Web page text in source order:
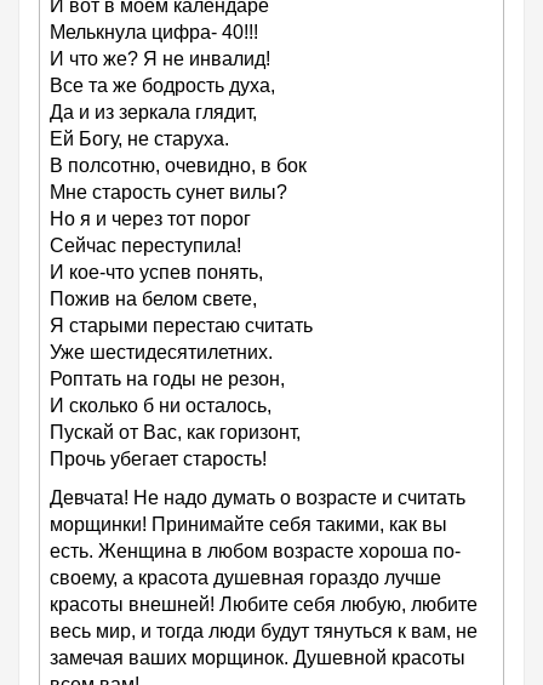
И вот в моем календаре
Мелькнула цифра- 40!!!
И что же? Я не инвалид!
Все та же бодрость духа,
Да и из зеркала глядит,
Ей Богу, не старуха.
В полсотню, очевидно, в бок
Мне старость сунет вилы?
Но я и через тот порог
Сейчас переступила!
И кое-что успев понять,
Пожив на белом свете,
Я старыми перестаю считать
Уже шестидесятилетних.
Роптать на годы не резон,
И сколько б ни осталось,
Пускай от Вас, как горизонт,
Прочь убегает старость!
Девчата! Не надо думать о возрасте и считать
морщинки! Принимайте себя такими, как вы
есть. Женщина в любом возрасте хороша по-
своему, а красота душевная гораздо лучше
красоты внешней! Любите себя любую, любите
весь мир, и тогда люди будут тянуться к вам, не
замечая ваших морщинок. Душевной красоты